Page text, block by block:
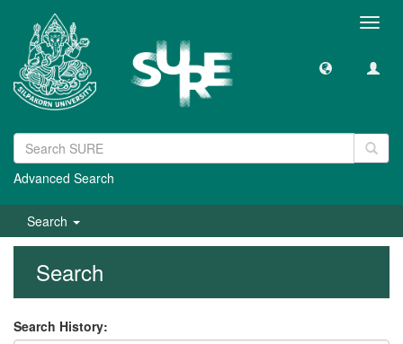
Advanced Search
Search
Search
Search History: